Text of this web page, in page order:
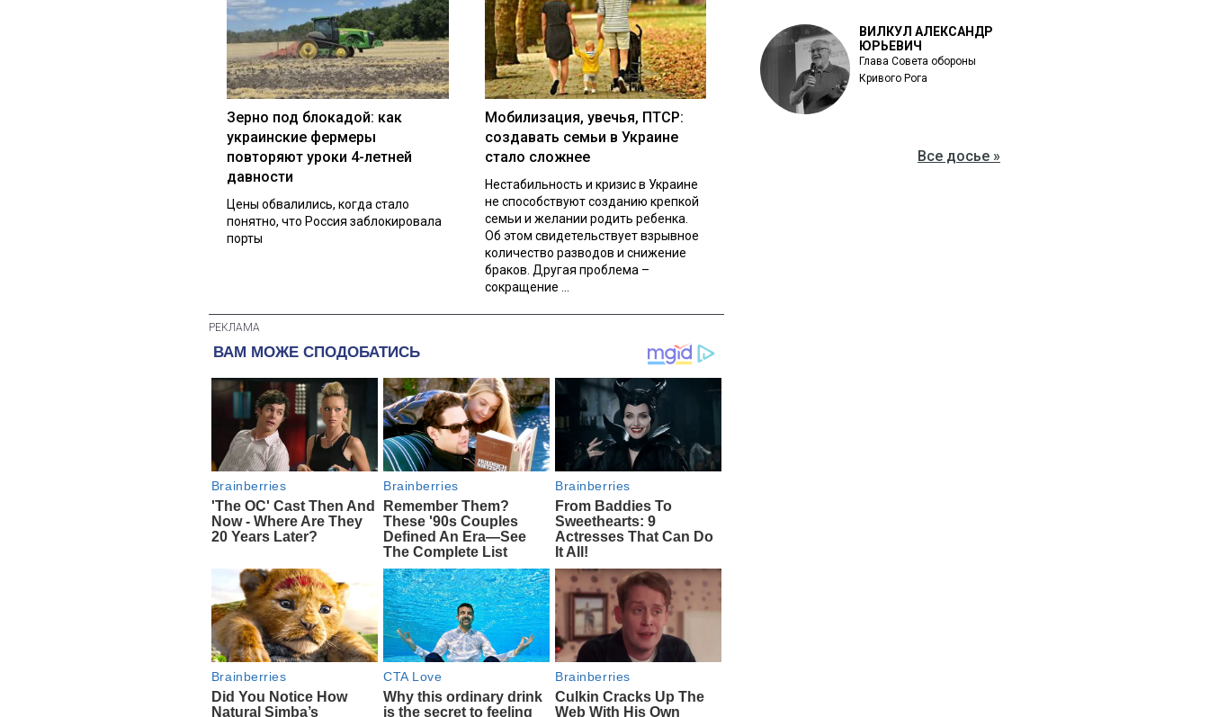
Зерно под блокадой: как
украинские фермеры
повторяют уроки 4-летней
давности
Цены обвалились, когда стало
понятно, что Россия заблокировала
порты
Мобилизация, увечья, ПТСР:
создавать семьи в Украине
стало сложнее
Нестабильность и кризис в Украине
не способствуют созданию крепкой
семьи и желании родить ребенка.
Об этом свидетельствует взрывное
количество разводов и снижение
браков. Другая проблема –
сокращение ...
ВИЛКУЛ АЛЕКСАНДР
ЮРЬЕВИЧ
Глава Совета обороны
Кривого Рога
Все досье »